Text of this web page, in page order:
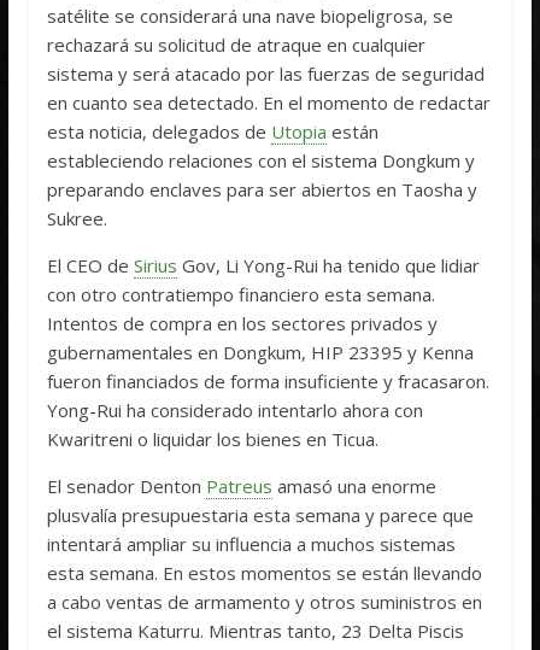
satélite se considerará una nave biopeligrosa, se
rechazará su solicitud de atraque en cualquier
sistema y será atacado por las fuerzas de seguridad
en cuanto sea detectado. En el momento de redactar
esta noticia, delegados de Utopia están
estableciendo relaciones con el sistema Dongkum y
preparando enclaves para ser abiertos en Taosha y
Sukree.
El CEO deSirius Gov, Li Yong-Rui ha tenido que lidiar
con otro contratiempo financiero esta semana.
Intentos de compra en los sectores privados y
gubernamentales en Dongkum, HIP 23395 y Kenna
fueron financiados de forma insuficiente y fracasaron.
Yong-Rui ha considerado intentarlo ahora con
Kwaritreni o liquidar los bienes en Ticua.
El senador Denton Patreus amasó una enorme
plusvalía presupuestaria esta semana y parece que
intentará ampliar su influencia a muchos sistemas
esta semana. En estos momentos se están llevando
a cabo ventas de armamento y otros suministros en
el sistema Katurru. Mientras tanto, 23 Delta Piscis